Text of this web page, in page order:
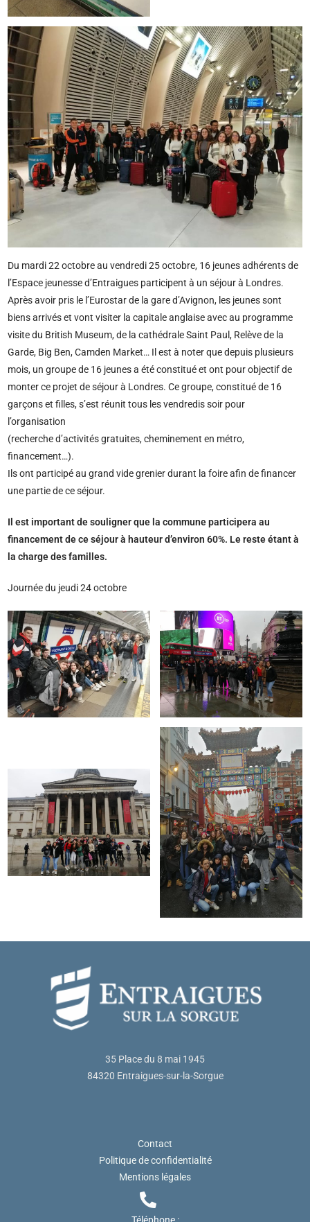
Du mardi 22 octobre au vendredi 25 octobre, 16 jeunes adhérents de
l’Espace jeunesse d’Entraigues participent à un séjour à Londres.
Après avoir pris le l’Eurostar de la gare d’Avignon, les jeunes sont
biens arrivés et vont visiter la capitale anglaise avec au programme
visite du British Museum, de la cathédrale Saint Paul, Relève de la
Garde, Big Ben, Camden Market… Il est à noter que depuis plusieurs
mois, un groupe de 16 jeunes a été constitué et ont pour objectif de
monter ce projet de séjour à Londres. Ce groupe, constitué de 16
garçons et filles, s’est réunit tous les vendredis soir pour
l’organisation
(recherche d’activités gratuites, cheminement en métro,
financement…).
Ils ont participé au grand vide grenier durant la foire afin de financer
une partie de ce séjour.
Il est important de souligner que la commune participera au
financement de ce séjour à hauteur d’environ 60%. Le reste étant à
la charge des familles.
Journée du jeudi 24 octobre
35 Place du 8 mai 1945
84320 Entraigues-sur-la-Sorgue
Contact
Politique de confidentialité
Mentions légales
Téléphone :